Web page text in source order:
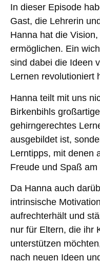
In dieser Episode
Gast, die Lehrerin
Hanna hat die
ermöglichen. Ein
sind dabei die Ideen
Lernen revolutioniert
Hanna teilt mit uns
Birkenbihls
gehirngerechtes
ausgebildet ist,
Lerntipps, mit denen
Freude und Spaß
Da Hanna auch
intrinsische
aufrechterhält und
nur für Eltern, die ihr
unterstützen
nach neuen Ideen